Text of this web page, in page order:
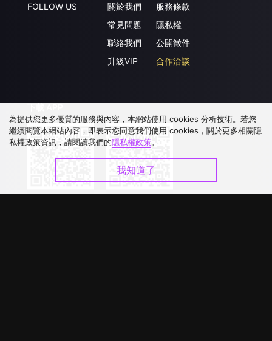
FOLLOW US
關於我們
常見問題
聯絡我們
升級VIP
服務條款
隱私權
公開徵件
合作洽談
為提供您更多優質的服務與內容，本網站使用 cookies 分析技術。若您
繼續閱覽本網站內容，即表示您同意我們使用 cookies，關於更多相關隱
私權政策資訊，請閱讀我們的隱私權政策。
我知道了